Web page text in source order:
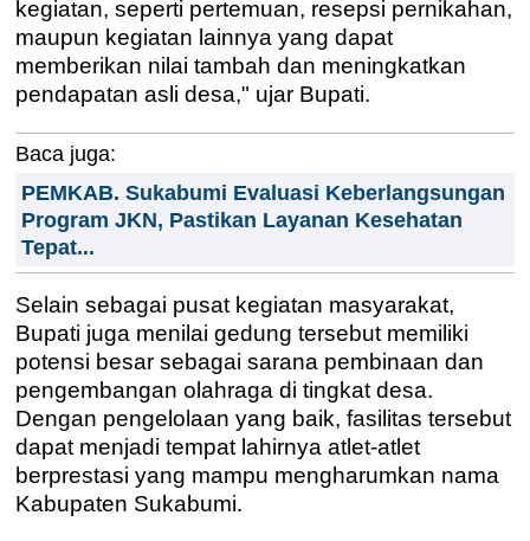
kegiatan, seperti pertemuan, resepsi pernikahan,
maupun kegiatan lainnya yang dapat
memberikan nilai tambah dan meningkatkan
pendapatan asli desa," ujar Bupati.
Baca juga:
PEMKAB. Sukabumi Evaluasi Keberlangsungan
Program JKN, Pastikan Layanan Kesehatan
Tepat...
Selain sebagai pusat kegiatan masyarakat,
Bupati juga menilai gedung tersebut memiliki
potensi besar sebagai sarana pembinaan dan
pengembangan olahraga di tingkat desa.
Dengan pengelolaan yang baik, fasilitas tersebut
dapat menjadi tempat lahirnya atlet-atlet
berprestasi yang mampu mengharumkan nama
Kabupaten Sukabumi.